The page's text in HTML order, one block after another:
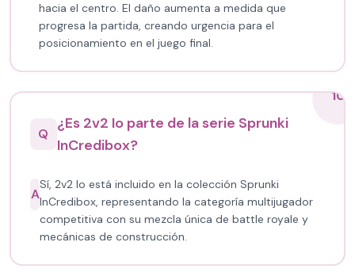
hacia el centro. El daño aumenta a medida que
progresa la partida, creando urgencia para el
posicionamiento en el juego final.
10
Q
¿Es 2v2 Io parte de la serie Sprunki
InCredibox?
A
Sí, 2v2 Io está incluido en la colección Sprunki
InCredibox, representando la categoría multijugador
competitiva con su mezcla única de battle royale y
mecánicas de construcción.